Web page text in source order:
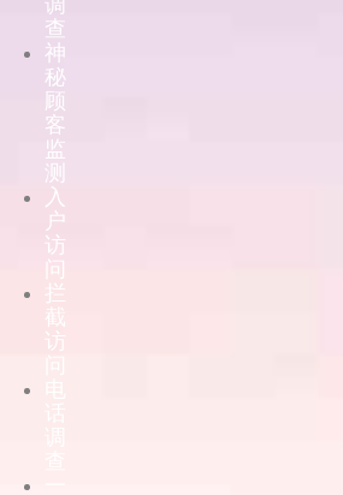
查
神
秘
顾
客
监
测
入
户
访
问
拦
截
访